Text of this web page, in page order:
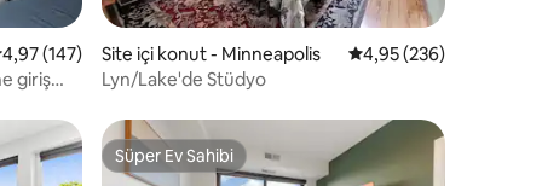
ortalama 4,97 puan, 147 değerlendirme
4,97 (147)
giriş
Site içi konut - Minneapolis 5 üzerinden ortalama
4,95 (236)
Lyn/Lake'de Stüdyo
Süper Ev Sahibi
Süper Ev Sahibi